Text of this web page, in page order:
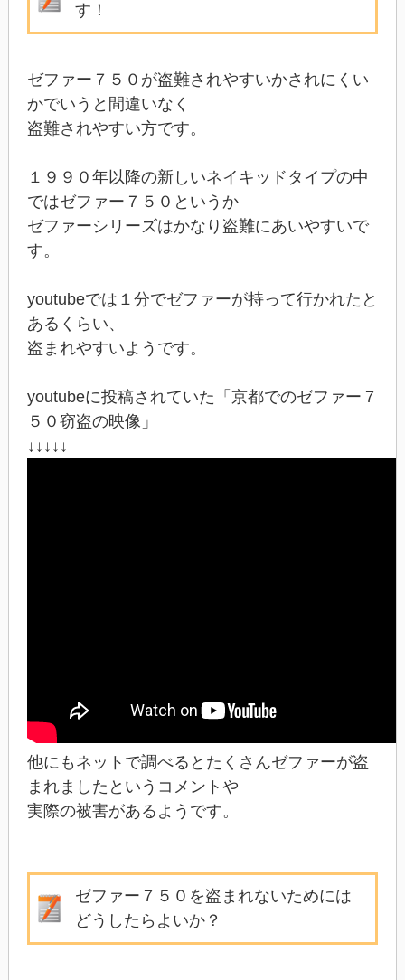
す！
ゼファー７５０が盗難されやすいかされにくい
かでいうと間違いなく
盗難されやすい方です。
１９９０年以降の新しいネイキッドタイプの中
ではゼファー７５０というか
ゼファーシリーズはかなり盗難にあいやすいで
す。
youtubeでは１分でゼファーが持って行かれたと
あるくらい、
盗まれやすいようです。
youtubeに投稿されていた「京都でのゼファー７
５０窃盗の映像」
↓↓↓↓↓
他にもネットで調べるとたくさんゼファーが盗
まれましたというコメントや
実際の被害があるようです。
ゼファー７５０を盗まれないためには
どうしたらよいか？